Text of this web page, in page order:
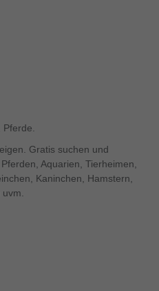
Pferde.
Gratis suchen und
Aquarien, Tierheimen,
Kaninchen, Hamstern,
uvm.